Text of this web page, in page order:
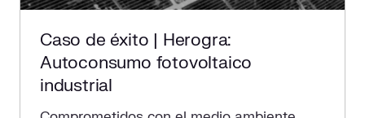
Caso de éxito | Herogra:
Autoconsumo fotovoltaico
industrial